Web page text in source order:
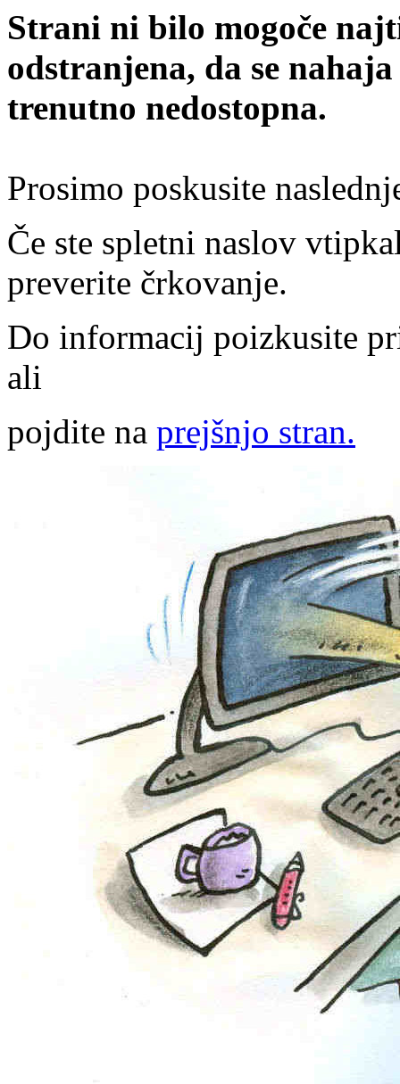
Strani ni bilo mogoče
odstranjena, da se
trenutno nedostopna.
Prosimo poskusite
Če ste spletni naslov
preverite črkovanje.
Do informacij poizkusite
ali
pojdite na prejšnjo stran.